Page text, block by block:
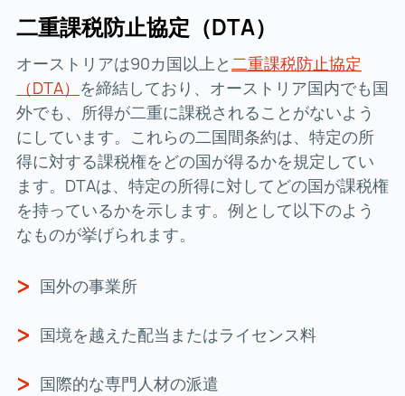
二重課税防止協定（DTA）
オーストリアは90カ国以上と二重課税防止協定
（DTA） 二重課税防止協定（DTA） ()
を締結しており、オーストリア国内でも国
外でも、所得が二重に課税されることがないよう
にしています。これらの二国間条約は、特定の所
得に対する課税権をどの国が得るかを規定してい
ます。DTAは、特定の所得に対してどの国が課税権
を持っているかを示します。例として以下のよう
なものが挙げられます。
国外の事業所
国境を越えた配当またはライセンス料
国際的な専門人材の派遣